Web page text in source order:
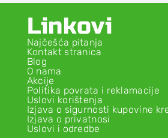
Linkovi
Najčešća pitanja
Kontakt stranica
Blog
O nama
Akcije
Politika povrata i reklamacije
Uslovi korištenja
Izjava o sigurnosti kupovine
Izjava o privatnosi
Uslovi i odredbe